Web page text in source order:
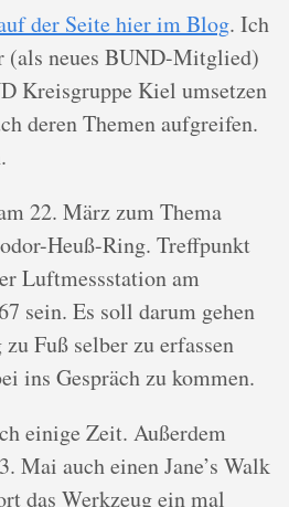
der Seite hier im Blog. Ich
(als neues BUND-Mitglied)
Kreisgruppe Kiel umsetzen
deren Themen aufgreifen.
22. März zum Thema
Heuß-Ring. Treffpunkt
Luftmessstation am
sein. Es soll darum gehen
Fuß selber zu erfassen
ins Gespräch zu kommen.
einige Zeit. Außerdem
Mai auch einen Jane’s Walk
das Werkzeug ein mal